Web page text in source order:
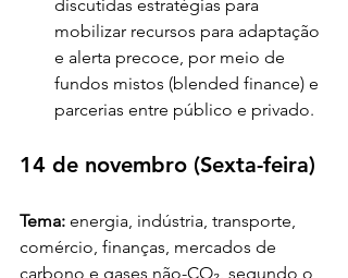
discutidas estratégias para
mobilizar recursos para adaptação
e alerta precoce, por meio de
fundos mistos (blended finance) e
parcerias entre público e privado.
14 de novembro (Sexta-feira)
Tema: energia, indústria, transporte,
comércio, finanças, mercados de
carbono e gases não-CO₂, segundo o